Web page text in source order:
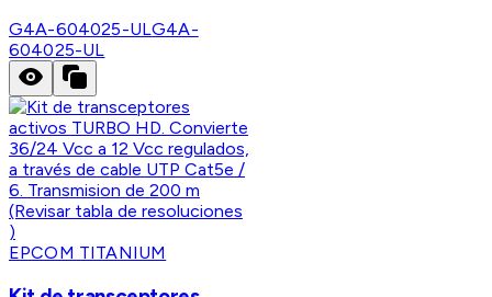
G4A-604025-ULG4A-
604025-UL
EPCOM TITANIUM